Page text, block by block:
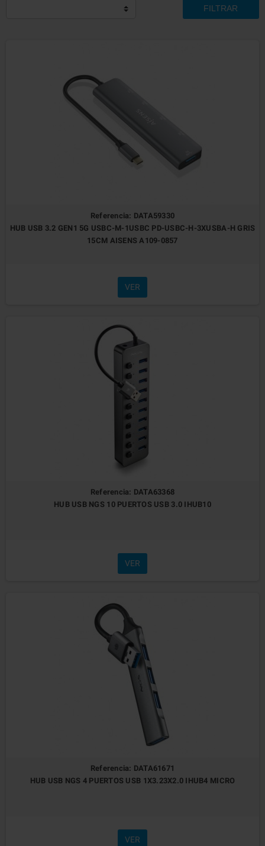
FILTRAR
Referencia: DATA59330
HUB USB 3.2 GEN1 5G USBC-M-1USBC PD-USBC-H-3XUSBA-H GRIS
15CM AISENS A109-0857
VER
Referencia: DATA63368
HUB USB NGS 10 PUERTOS USB 3.0 IHUB10
VER
Referencia: DATA61671
HUB USB NGS 4 PUERTOS USB 1X3.23X2.0 IHUB4 MICRO
VER